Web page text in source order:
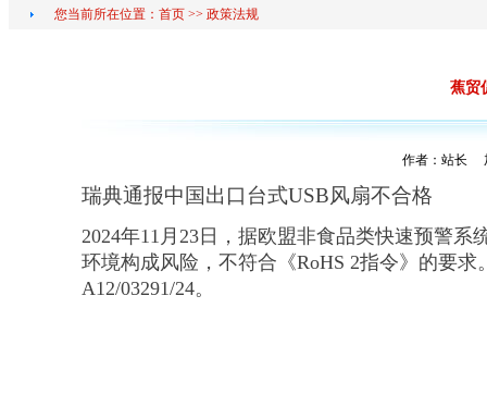
您当前所在位置： 首页>> 政策法规
蕉贸
作者：站长
瑞典通报中国出口台式USB风扇不合格
2024年11月23日，据欧盟非食品类快速预警
环境构成风险，不符合《RoHS 2指令》的要
A12/03291/24。